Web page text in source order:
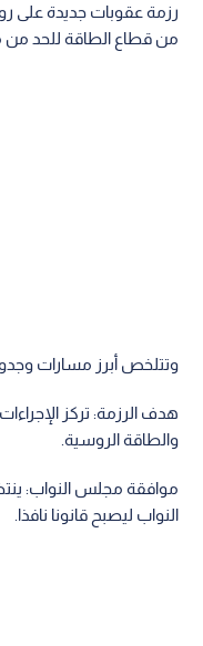
رزمة عقوبات جديدة
من قطاع الطاقة للحد من
وتتلخص أبرز مسارات
هدف الرزمة: تركز
والطاقة الروسية.
موافقة مجلس النواب:
النواب ليصبح قانونا نافذا.